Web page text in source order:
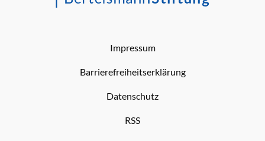
Impressum
Barrierefreiheitserklärung
Datenschutz
RSS